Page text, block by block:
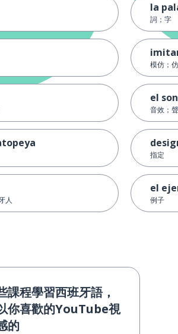
人
la
詞；字
模仿；
el
音效；
指定
el
例子
課程學習西班牙語，
你喜歡的YouTube視
的